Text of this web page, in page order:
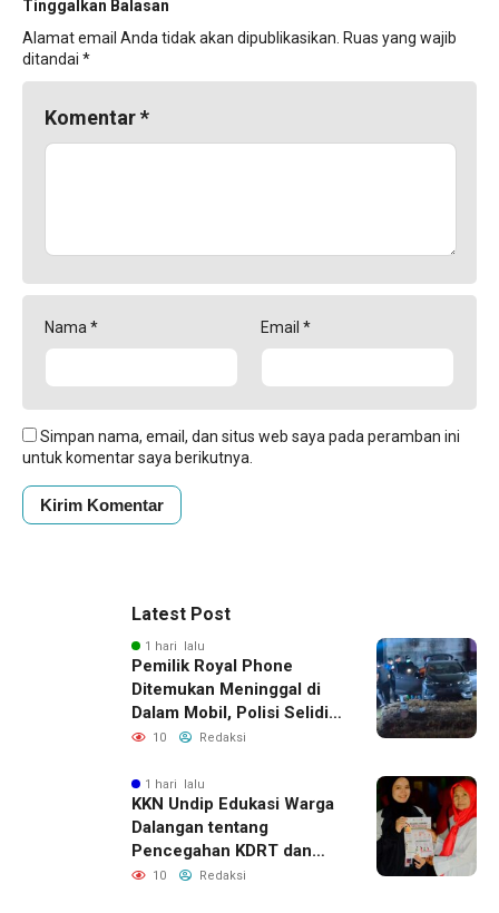
Tinggalkan Balasan
Alamat email Anda tidak akan dipublikasikan. Ruas yang wajib
ditandai *
Komentar*
Nama * Email *
Simpan nama, email, dan situs web saya pada peramban ini
untuk komentar saya berikutnya.
Latest Post
1 hari lalu
Pemilik Royal Phone
Ditemukan Meninggal di
Dalam Mobil, Polisi Selidiki
Dugaan Keterkaitan
10 Redaksi
1 hari lalu
KKN Undip Edukasi Warga
Dalangan tentang
Pencegahan KDRT dan
Komunikasi Keluarga
10 Redaksi